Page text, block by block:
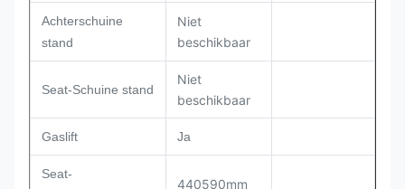
Achterschuine
stand
Niet
beschikbaar
Seat-Schuine stand
Niet
beschikbaar
Gaslift Ja
Seat-
440590mm